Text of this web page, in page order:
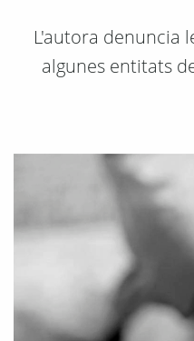
L'autora denuncia
algunes entitats